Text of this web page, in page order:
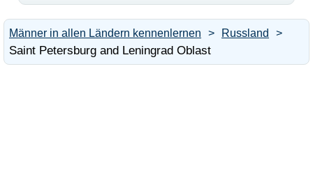
Männer in allen Ländern kennenlernen Russland
Saint Petersburg and Leningrad Oblast